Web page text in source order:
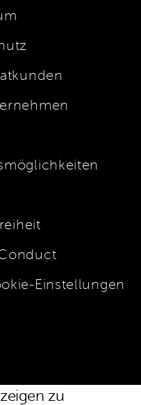
Einstellungen
Versand innerhalb von
zu